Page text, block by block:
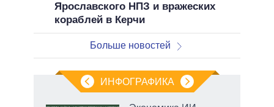
Ярославского НПЗ и вражеских
кораблей в Керчи
Больше новостей
ИНФОГРАФИКА